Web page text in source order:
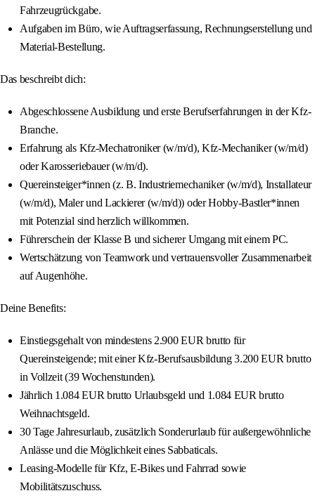
Fahrzeugrückgabe.
Aufgaben im Büro, wie Auftragserfassung, Rechnungserstellung und
Material-Bestellung.
Das beschreibt dich:
Abgeschlossene Ausbildung und erste Berufserfahrungen in der Kfz-
Branche.
Erfahrung als Kfz-Mechatroniker (w/m/d), Kfz-Mechaniker (w/m/d)
oder Karosseriebauer (w/m/d).
Quereinsteiger*innen (z. B. Industriemechaniker (w/m/d), Installateur
(w/m/d), Maler und Lackierer (w/m/d)) oder Hobby-Bastler*innen
mit Potenzial sind herzlich willkommen.
Führerschein der Klasse B und sicherer Umgang mit einem PC.
Wertschätzung von Teamwork und vertrauensvoller Zusammenarbeit
auf Augenhöhe.
Deine Benefits:
Einstiegsgehalt von mindestens 2.900 EUR brutto für
Quereinsteigende; mit einer Kfz-Berufsausbildung 3.200 EUR brutto
in Vollzeit (39 Wochenstunden).
Jährlich 1.084 EUR brutto Urlaubsgeld und 1.084 EUR brutto
Weihnachtsgeld.
30 Tage Jahresurlaub, zusätzlich Sonderurlaub für außergewöhnliche
Anlässe und die Möglichkeit eines Sabbaticals.
Leasing-Modelle für Kfz, E-Bikes und Fahrrad sowie
Mobilitätszuschuss.